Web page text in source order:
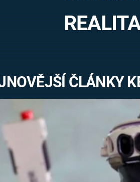
Výročí
MARIE TEREZIE
NAPOLEON
BONAPARTE
UFO
ČLÁNKY